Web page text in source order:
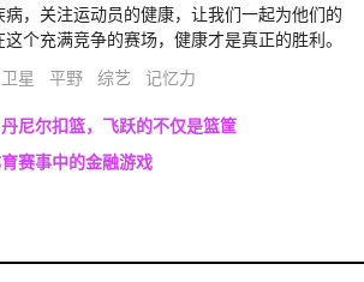
，关注运动员的健康，让我们一起为他们的
个充满竞争的赛场，健康才是真正的胜利。
卫星 平野 综艺 记忆力
尼尔扣篮，飞跃的不仅是篮筐
赛事中的金融游戏